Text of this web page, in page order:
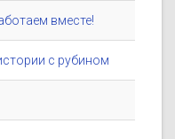
вместе!
с рубином